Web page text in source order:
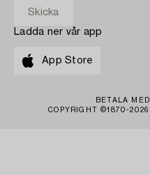
Ladda ner vår app
App Store
BETALA MED
COPYRIGHT ©1870-